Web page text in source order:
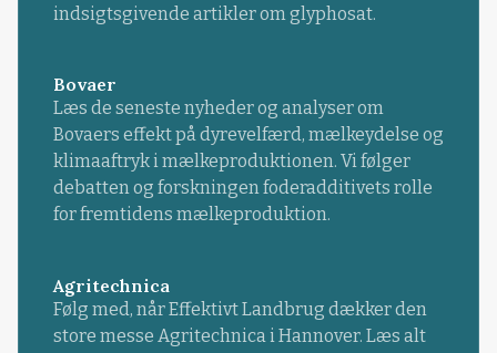
indsigtsgivende artikler om glyphosat.
Bovaer
Læs de seneste nyheder og analyser om
Bovaers effekt på dyrevelfærd, mælkeydelse og
klimaaftryk i mælkeproduktionen. Vi følger
debatten og forskningen foderadditivets rolle
for fremtidens mælkeproduktion.
Agritechnica
Følg med, når Effektivt Landbrug dækker den
store messe Agritechnica i Hannover. Læs alt